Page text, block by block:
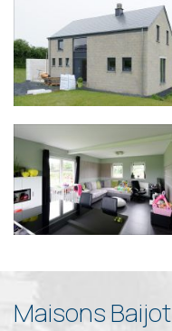
Maisons Baijot